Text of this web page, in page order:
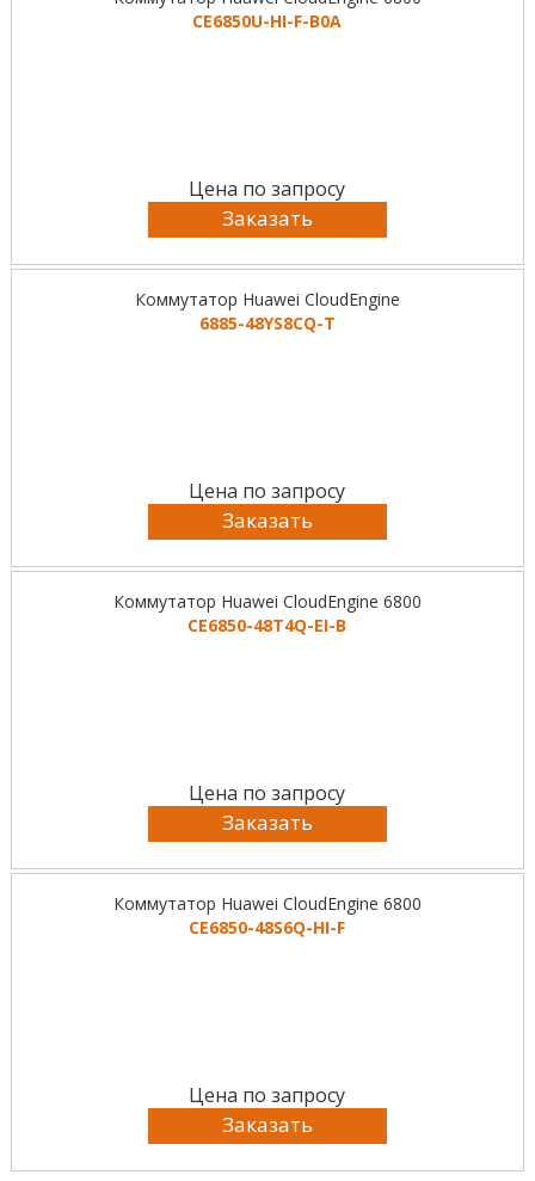
CE6850U-HI-F-B0A
Цена по запросу
Заказать
Коммутатор Huawei CloudEngine
6885-48YS8CQ-T
Цена по запросу
Заказать
Коммутатор Huawei CloudEngine 6800
CE6850-48T4Q-EI-B
Цена по запросу
Заказать
Коммутатор Huawei CloudEngine 6800
CE6850-48S6Q-HI-F
Цена по запросу
Заказать